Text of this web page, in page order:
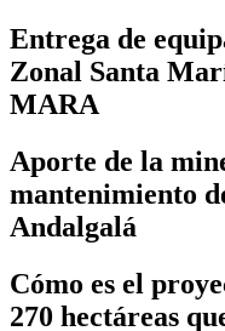
Entrega de
Zonal Santa
MARA
Aporte de la
mantenimiento
Andalgalá
Cómo es el
270 hectáreas